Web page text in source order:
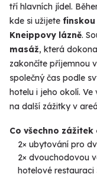
tří hlavních jídel.
kde si užijete finskou
Kneippovy lázně.
masáž, která
zakončíte příjemnou
společný čas podle
hotelu i jeho okolí.
na další zážitky v
Co všechno zážitek
2× ubytování pro
2× dvouchodovou
hotelové restauraci